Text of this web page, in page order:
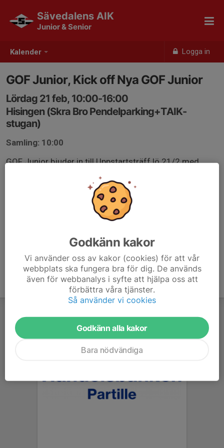
Kalender Logga in
Sävedalens AIK
Junior & Senior
GOF Junior, Kick off Nya GOF Junior
Lördag 21 feb, 10:00-16:00
Hisingen (Skra Bro Pendelparking+TAIK-
stugan)
Samling: 10:00
GOF Junior bjuder in till Uppstartsträff lö 21/2 med
Se Eventor för mer info och anmälan, länk nedan.
eventor.orientering.se/Activities/Show/25385
Godkänn kakor
Vi använder oss av kakor (cookies) för att vår
webbplats ska fungera bra för dig. De används
även för webbanalys i syfte att hjälpa oss att
förbättra våra tjänster.
Så använder vi cookies
Godkänn alla kakor
Bara nödvändiga